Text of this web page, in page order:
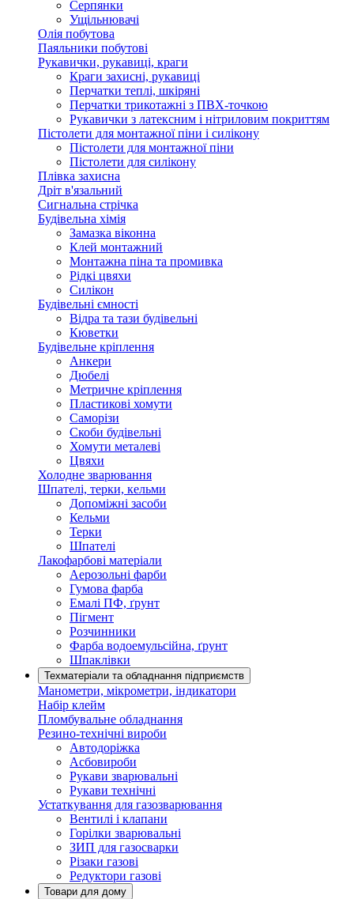
Серпянки
Ущільнювачі
Олія побутова
Паяльники побутові
Рукавички, рукавиці, краги
Краги захисні, рукавиці
Перчатки теплі, шкіряні
Перчатки трикотажні з ПВХ-точкою
Рукавички з латексним і нітриловим покриттям
Пістолети для монтажної піни і силікону
Пістолети для монтажної піни
Пістолети для силікону
Плівка захисна
Дріт в'язальний
Сигнальна стрічка
Будівельна хімія
Замазка віконна
Клей монтажний
Монтажна піна та промивка
Рідкі цвяхи
Силікон
Будівельні ємності
Відра та тази будівельні
Кюветки
Будівельне кріплення
Анкери
Дюбелі
Метричне кріплення
Пластикові хомути
Саморізи
Скоби будівельні
Хомути металеві
Цвяхи
Холодне зварювання
Шпателі, терки, кельми
Допоміжні засоби
Кельми
Терки
Шпателі
Лакофарбові матеріали
Аерозольні фарби
Гумова фарба
Емалі ПФ, ґрунт
Пігмент
Розчинники
Фарба водоемульсійна, ґрунт
Шпаклівки
Техматеріали та обладнання підприємств
Манометри, мікрометри, індикатори
Набір клейм
Пломбувальне обладнання
Резино-технічні вироби
Автодоріжка
Асбовироби
Рукави зварювальні
Рукави технічні
Устаткування для газозварювання
Вентилі і клапани
Горілки зварювальні
ЗИП для газосварки
Різаки газові
Редуктори газові
Товари для дому